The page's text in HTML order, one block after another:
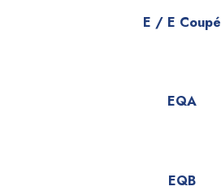
E / E Coupé
EQA
EQB